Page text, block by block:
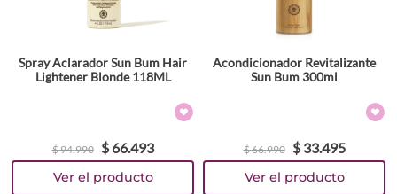
Spray Aclarador Sun Bum Hair
Lightener Blonde 118ML
$94.990 $ 66.493
Acondicionador Revitalizante
Sun Bum 300ml
$66.990 $ 33.495